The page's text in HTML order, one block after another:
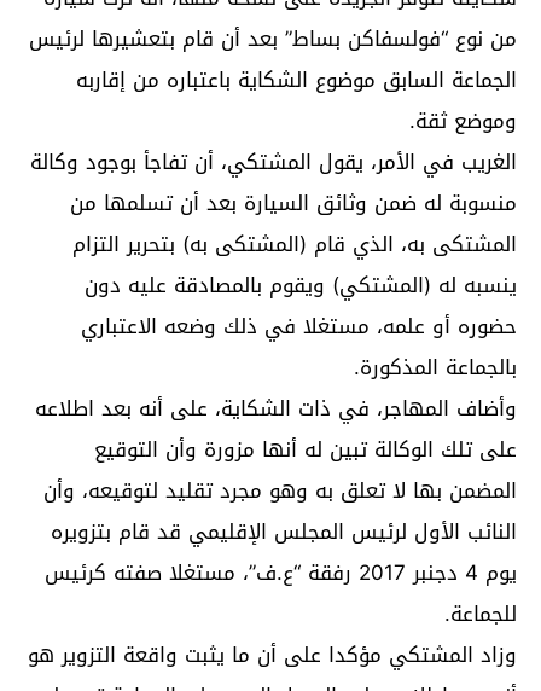
من نوع “فولسفاكن بساط” بعد أن قام بتعشيرها لرئيس
الجماعة السابق موضوع الشكاية باعتباره من إقاربه
وموضع ثقة.
الغريب في الأمر، يقول المشتكي، أن تفاجأ بوجود وكالة
منسوبة له ضمن وثائق السيارة بعد أن تسلمها من
المشتكى به، الذي قام (المشتكى به) بتحرير التزام
ينسبه له (المشتكي) ويقوم بالمصادقة عليه دون
حضوره أو علمه، مستغلا في ذلك وضعه الاعتباري
بالجماعة المذكورة.
وأضاف المهاجر، في ذات الشكاية، على أنه بعد اطلاعه
على تلك الوكالة تبين له أنها مزورة وأن التوقيع
المضمن بها لا تعلق به وهو مجرد تقليد لتوقيعه، وأن
النائب الأول لرئيس المجلس الإقليمي قد قام بتزويره
يوم 4 دجنبر 2017 رفقة “ع.ف”، مستغلا صفته كرئيس
للجماعة.
وزاد المشتكي مؤكدا على أن ما يثبت واقعة التزوير هو